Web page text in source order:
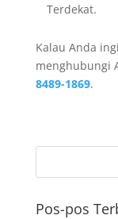
Terdekat.
Kalau Anda
menghubungi
8489-1869.
Pos-pos